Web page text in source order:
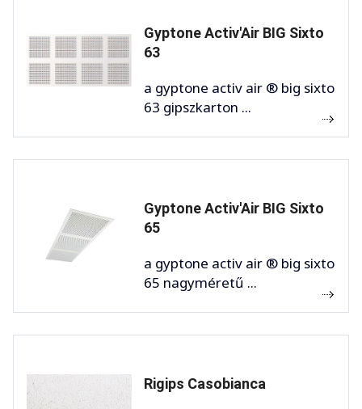
Gyptone Activ'Air BIG Sixto
63
a gyptone activ air ® big sixto
63 gipszkarton ...
Gyptone Activ'Air BIG Sixto
65
a gyptone activ air ® big sixto
65 nagyméretű ...
Rigips Casobianca